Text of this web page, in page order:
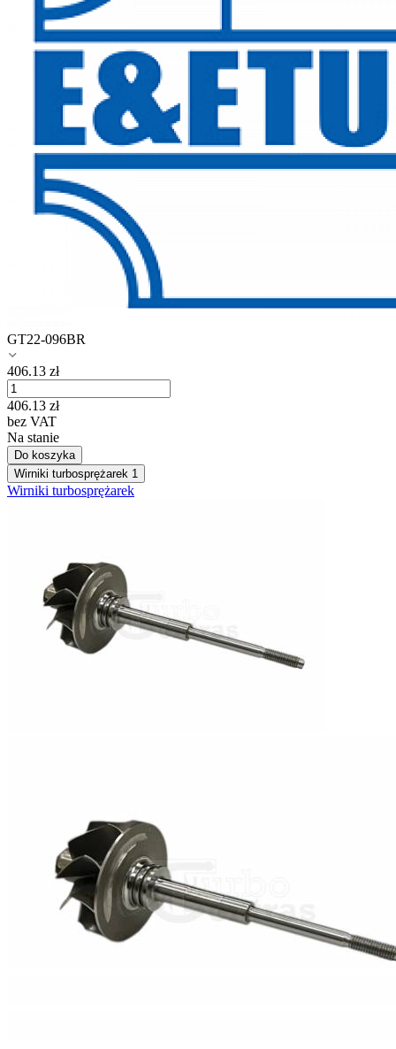
GT22-096BR
406.13 zł
406.13 zł
bez VAT
Na stanie
Do koszyka
Wirniki turbosprężarek 1
Wirniki turbosprężarek